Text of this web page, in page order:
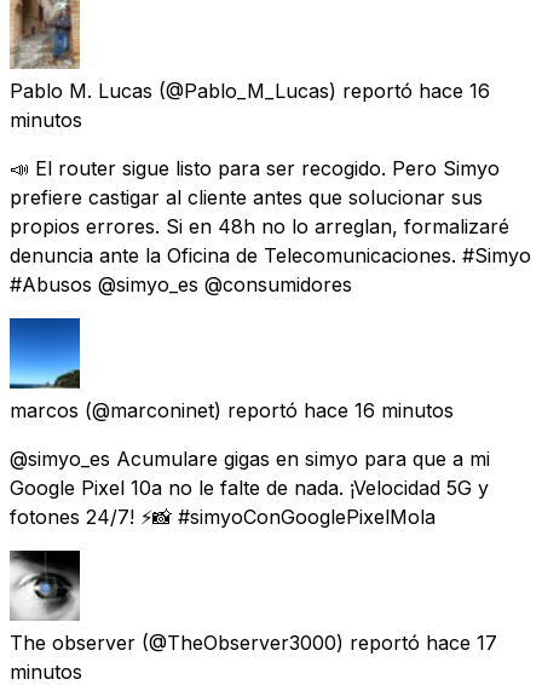
Pablo M. Lucas (@Pablo_M_Lucas) reportó hace 16
minutos
📣 El router sigue listo para ser recogido. Pero Simyo
prefiere castigar al cliente antes que solucionar sus
propios errores. Si en 48h no lo arreglan, formalizaré
denuncia ante la Oficina de Telecomunicaciones. #Simyo
#Abusos @simyo_es @consumidores
marcos (@marconinet) reportó hace 16 minutos
@simyo_es Acumulare gigas en simyo para que a mi
Google Pixel 10a no le falte de nada. ¡Velocidad 5G y
fotones 24/7! ⚡📸 #simyoConGooglePixelMola
The observer (@TheObserver3000) reportó hace 17
minutos